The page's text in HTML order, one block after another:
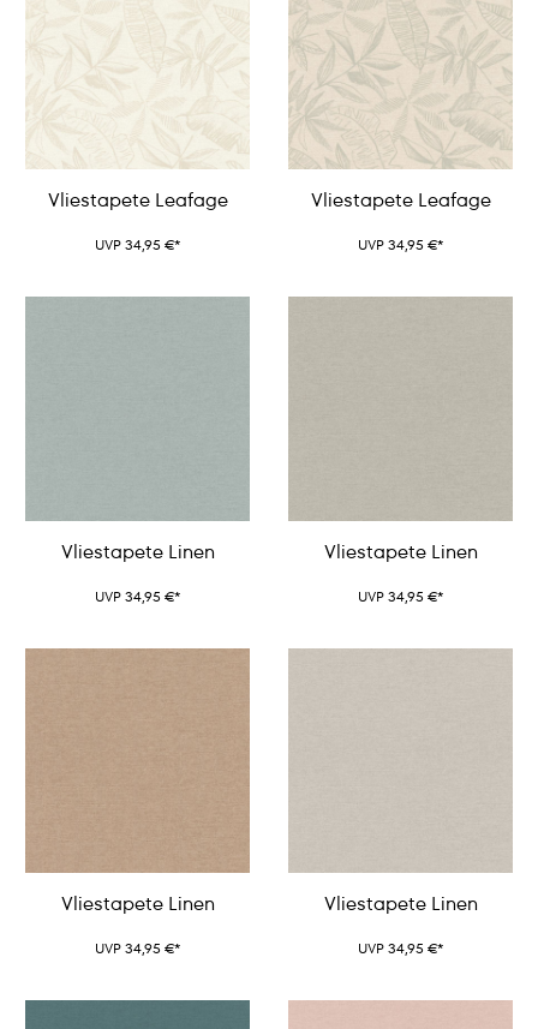
Vliestapete Leafage
UVP 34,95 €*
Vliestapete Leafage
UVP 34,95 €*
Vliestapete Linen
UVP 34,95 €*
Vliestapete Linen
UVP 34,95 €*
Vliestapete Linen
UVP 34,95 €*
Vliestapete Linen
UVP 34,95 €*